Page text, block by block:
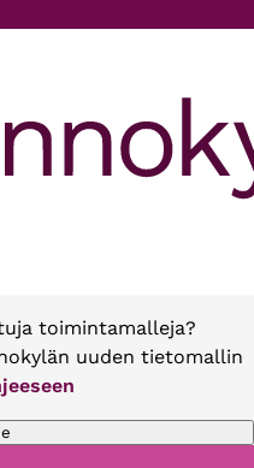
toimintamalleja?
uuden tietomallin